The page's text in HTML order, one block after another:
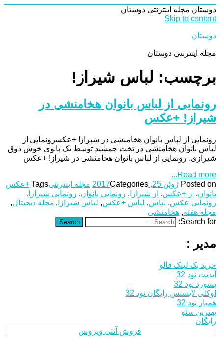
دوستان مجله اینترنتی دوستان
Skip to content
دوستان
مجله اینترنتی دوستان
برچسب: لباس شیراز!
رونمایی از لباس بانوان هخامنشى در
شیراز! +عکس
رونمایی از لباس بانوان هخامنشى در شیراز! +عکسرونمایی از
لباس بانوان هخامنشى در تخت جمشید توسط یک بانوی خوش ذوق
شیرازی. رونمایی از لباس بانوان هخامنشى در شیراز! +عکس
Read more...
Posted on ژوئن 25, 2017 Categories مجله اینترنتیTags +عکس
بانوان, از +عکس, از شیراز!, رونمایی بانوان, رونمایی شیراز!,
رونمایی عکس, لباس, لباس +عکس, لباس شیراز!, مجله دیجیتال,
مجله هفته, هخامنشى
Search for:
Search
مدیر :
خرید بک لینک فالو
آپدیت نود 32
پسورد نود 32
اوکلی لایسنس رایگان نود 32
همیار نود 32
بهترین سئو
رایگان
فروش آنتی ویروس